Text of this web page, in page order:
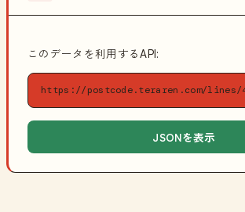
このデータを利用するAPI:
https://postcode.teraren.com/lines/
JSONを表示